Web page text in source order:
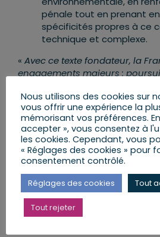
pénale tout en prenant
spécificités propres à ce
technique et complexe.
« Avec ce texte fondateur, la
engagements majeurs :
chargé de lutter contre la
d’une part et, d’autre part,
le banditisme environnemental
PARIS, responsable du texte.
Partager cet
Nous utilisons des cookies sur
vous offrir une expérience la
mémorisant vos préférences.
accepter », vous consentez à
les cookies. Cependant, vous
« Réglages des cookies » pour
consentement contrôlé.
Réglages des cookies Tout
Tout rejeter